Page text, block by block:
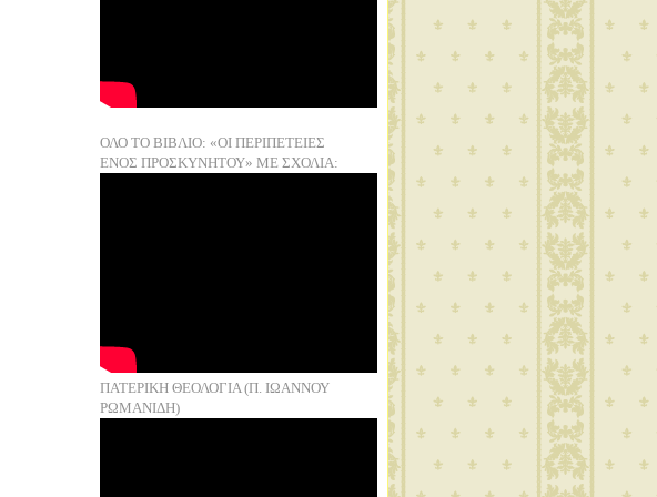
ΟΛΟ ΤΟ ΒΙΒΛΙΟ: «ΟΙ ΠΕΡΙΠΕΤΕΙΕΣ
ΕΝΟΣ ΠΡΟΣΚΥΝΗΤΟΥ» ΜΕ ΣΧΟΛΙΑ:
ΠΑΤΕΡΙΚΗ ΘΕΟΛΟΓΙΑ (Π. ΙΩΑΝΝΟΥ
ΡΩΜΑΝΙΔΗ)